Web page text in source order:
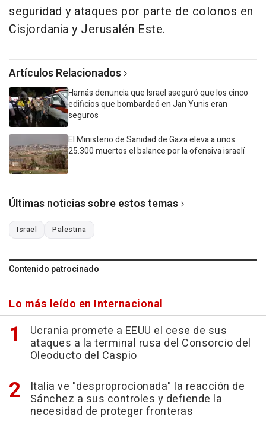
seguridad y ataques por parte de colonos en
Cisjordania y Jerusalén Este.
Artículos Relacionados
Hamás denuncia que Israel aseguró que los cinco
edificios que bombardeó en Jan Yunis eran
seguros
El Ministerio de Sanidad de Gaza eleva a unos
25.300 muertos el balance por la ofensiva israelí
Últimas noticias sobre estos temas
Israel Palestina
Contenido patrocinado
Lo más leído en Internacional
Ucrania promete a EEUU el cese de sus
ataques a la terminal rusa del Consorcio del
Oleoducto del Caspio
Italia ve "desproprocionada" la reacción de
Sánchez a sus controles y defiende la
necesidad de proteger fronteras